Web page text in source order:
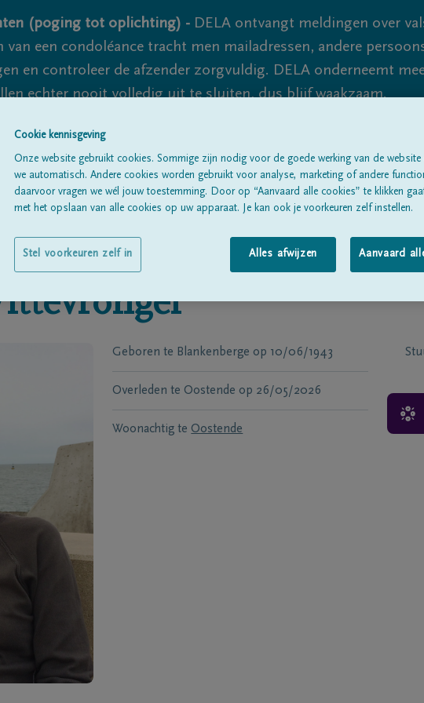
(poging tot oplichting) - DELA ontvangt meldingen over
een condoléance tracht men mailadressen, andere
en controleer de afzender zorgvuldig. DELA onderneemt
echter nooit volledig uit te sluiten, dus blijf waakzaam.
Alle rouwberichtenOver ons
Geboren te Blankenberge op 10/06/1943
Overleden te Oostende op 26/05/2026
Woonachtig te Oostende
Cookie kennisgeving
Onze website gebruikt cookies. Sommige zijn nodig voor de goede werking van de website
we automatisch. Andere cookies worden gebruikt voor analyse, marketing of andere
daarvoor vragen we wél jouw toestemming. Door op “Aanvaard alle cookies” te klikken
met het opslaan van alle cookies op uw apparaat. Je kan ook je voorkeuren zelf instellen.
Alles afwijzen Aanvaard
Stel voorkeuren zelf in